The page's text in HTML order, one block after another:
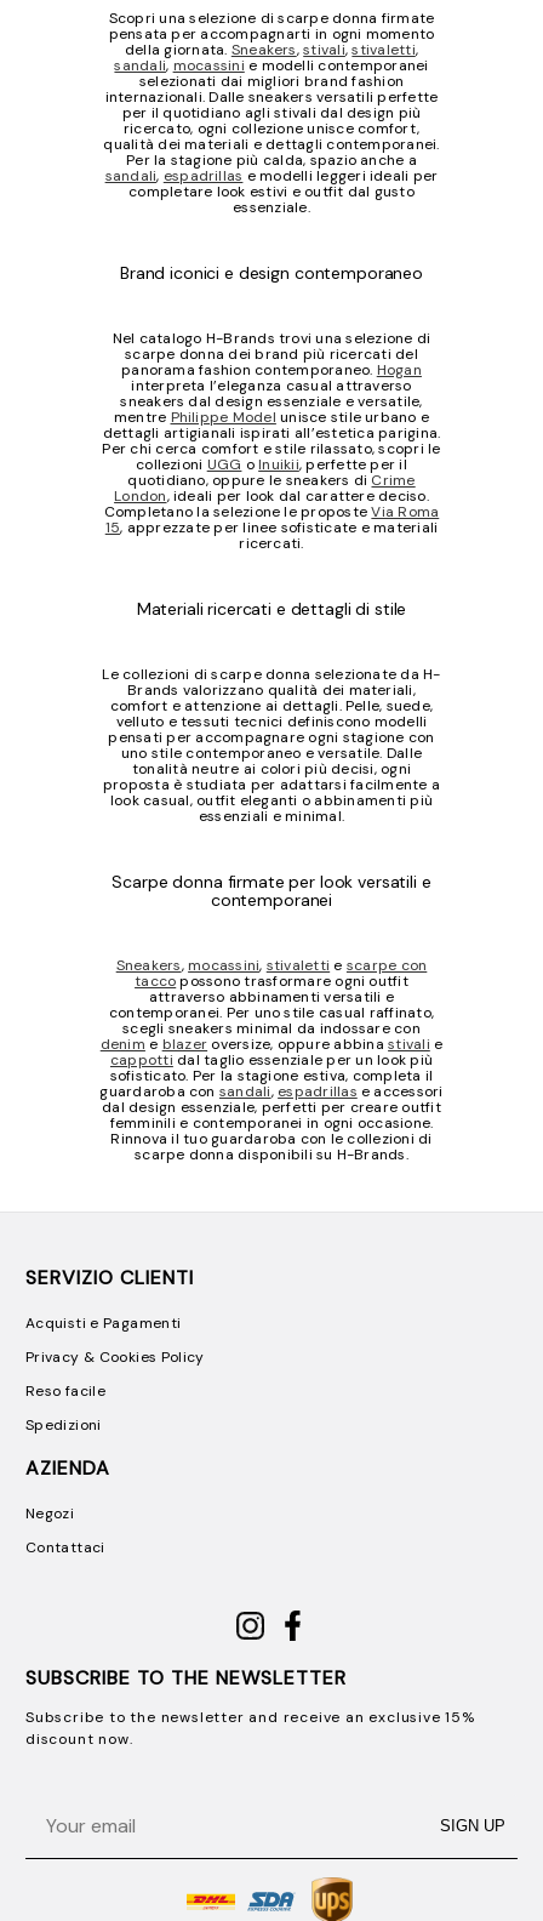
Scopri una selezione di scarpe donna firmate
pensata per accompagnarti in ogni momento
della giornata. Sneakers,stivali,stivaletti,
sandali, mocassini e modelli contemporanei
selezionati dai migliori brand fashion
internazionali. Dalle sneakers versatili perfette
per il quotidiano agli stivali dal design più
ricercato, ogni collezione unisce comfort,
qualità dei materiali e dettagli contemporanei.
Per la stagione più calda, spazio anche a
sandali, espadrillas e modelli leggeri ideali per
completare look estivi e outfit dal gusto
essenziale.
Brand iconici e design contemporaneo
Nel catalogo H-Brands trovi una selezione di
scarpe donna dei brand più ricercati del
panorama fashion contemporaneo. Hogan
interpreta l’eleganza casual attraverso
sneakers dal design essenziale e versatile,
mentre Philippe Model unisce stile urbano e
dettagli artigianali ispirati all’estetica parigina.
Per chi cerca comfort e stile rilassato, scopri le
collezioni UGG o Inuikii, perfette per il
quotidiano, oppure le sneakers di Crime
London, ideali per look dal carattere deciso.
Completano la selezione le proposteVia Roma
15, apprezzate per linee sofisticate e materiali
ricercati.
Materiali ricercati e dettagli di stile
Le collezioni di scarpe donna selezionate da H-
Brands valorizzano qualità dei materiali,
comfort e attenzione ai dettagli. Pelle, suede,
velluto e tessuti tecnici definiscono modelli
pensati per accompagnare ogni stagione con
uno stile contemporaneo e versatile. Dalle
tonalità neutre ai colori più decisi, ogni
proposta è studiata per adattarsi facilmente a
look casual, outfit eleganti o abbinamenti più
essenziali e minimal.
Scarpe donna firmate per look versatili e
contemporanei
Sneakers, mocassini, stivaletti e scarpe con
taccopossono trasformare ogni outfit
attraverso abbinamenti versatili e
contemporanei. Per uno stile casual raffinato,
scegli sneakers minimal da indossare con
denim e blazer oversize, oppure abbinastivali e
cappotti dal taglio essenziale per un look più
sofisticato. Per la stagione estiva, completa il
guardaroba con sandali, espadrillas e accessori
dal design essenziale, perfetti per creare outfit
femminili e contemporanei in ogni occasione.
Rinnova il tuo guardaroba con le collezioni di
scarpe donna disponibili su H-Brands.
SERVIZIO CLIENTI
Acquisti e Pagamenti
Privacy & Cookies Policy
Reso facile
Spedizioni
AZIENDA
Negozi
Contattaci
SUBSCRIBE TO THE NEWSLETTER
Subscribe to the newsletter and receive an exclusive 15%
discount now.
SIGN UP